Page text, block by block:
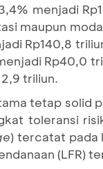
menjadi
maupun
Rp140,8
Rp40,0
triliun.
tetap solid
toleransi
) tercatat pada
(LFR)